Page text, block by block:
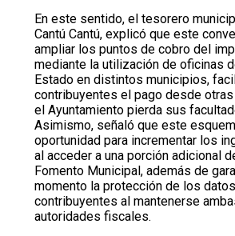
En este sentido, el tesorero
Cantú Cantú, explicó que este
ampliar los puntos de cobro del
mediante la utilización de oficinas
Estado en distintos municipios,
contribuyentes el pago desde
el Ayuntamiento pierda sus
Asimismo, señaló que este
oportunidad para incrementar los
al acceder a una porción adicional
Fomento Municipal, además de
momento la protección de los
contribuyentes al mantenerse
autoridades fiscales.